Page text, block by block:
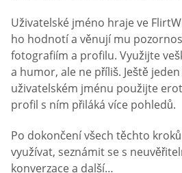
Uživatelské jméno hraje ve
ho hodnotí a věnují mu
fotografiím a profilu. Využijte
a humor, ale ne příliš. Ještě
uživatelském jménu použijte
profil s ním přiláká více pohledů.
Po dokončení všech těchto
využívat, seznámit se s
konverzace a další…